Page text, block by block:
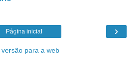
›
Página inicial
versão para a web